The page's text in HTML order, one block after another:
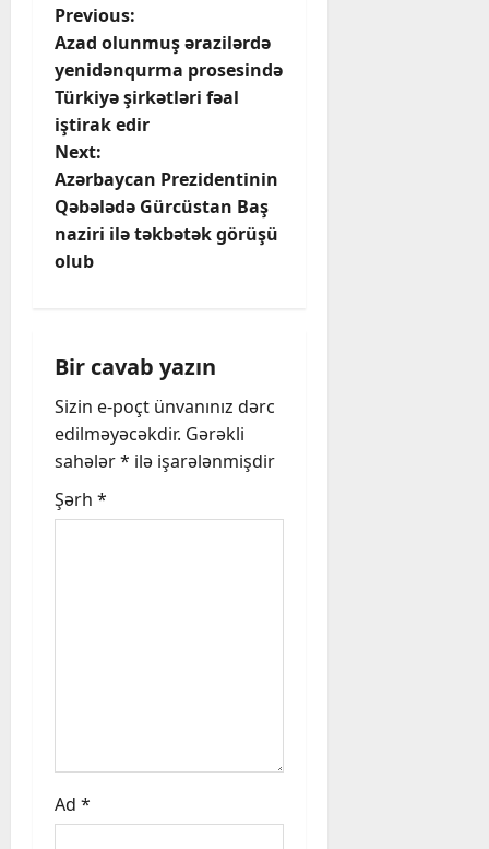
P
o
s
t
n
a
g
a
t
i
Previous:
Azad olunmuş ərazilərdə
yenidənqurma prosesində
Türkiyə şirkətləri fəal
iştirak edir
Next:
Azərbaycan Prezidentinin
Qəbələdə Gürcüstan Baş
naziri ilə təkbətək görüşü
olub
Bir cavab yazın
Sizin e-poçt ünvanınız dərc
edilməyəcəkdir. Gərəkli
sahələr* ilə işarələnmişdir
Şərh *
Ad *